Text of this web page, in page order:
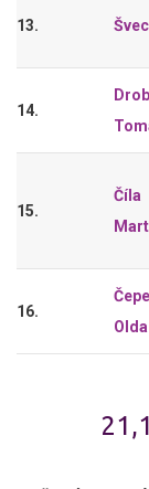
13.
14.
15.
Číla
16.
Olda